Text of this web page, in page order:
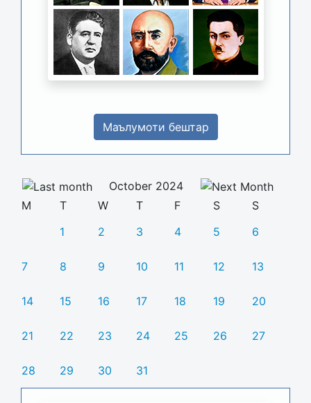
Маълумоти бештар
October 2024
M
T W T F S
S
1
2 3 4 5 6
7 8 9 10 11 12 13
14 15 16 17 18 19 20
21 22 23 24 25 26 27
28 29 30 31